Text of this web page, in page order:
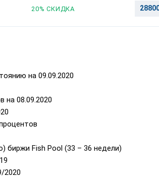
20% СКИДКА
на 09.09.2020
08.09.2020
биржи Fish Pool (33 – 36 недели)
2020